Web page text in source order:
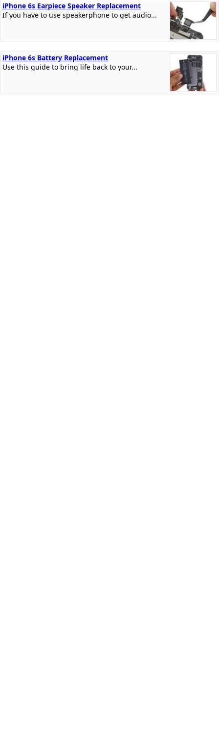
iPhone 6s Earpiece Speaker Replacement
If you have to use speakerphone to get audio...
iPhone 6s Battery Replacement
Use this guide to bring life back to your...